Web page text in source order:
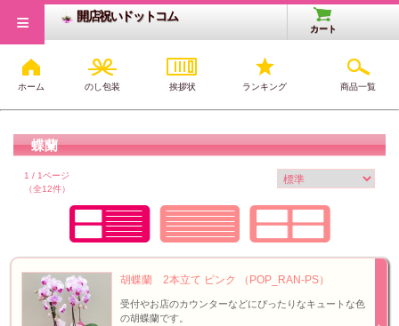
開店祝いドットコム
カート
ホーム のし包装 挨拶状 ランキング 商品一覧
≡
蝶蘭
1 / 1ページ
（全12件）
胡蝶蘭 2本立て ピンク （POP_RAN-PS）
受付やお店のカウンターなどにぴったりなキュートな色
の胡蝶蘭です。